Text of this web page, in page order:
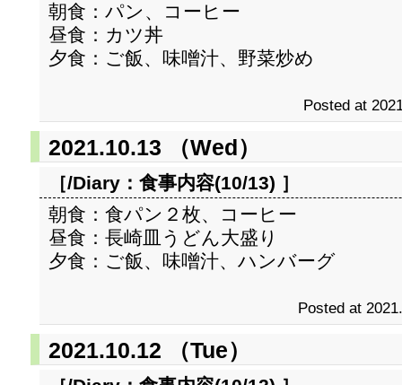
朝食：パン、コーヒー
昼食：カツ丼
夕食：ご飯、味噌汁、野菜炒め
Posted at
2021.10.13 （Wed）
［/Diary： 食事内容(10/13) ］
朝食：食パン２枚、コーヒー
昼食：長崎皿うどん大盛り
夕食：ご飯、味噌汁、ハンバーグ
Posted at
2021.10.12 （Tue）